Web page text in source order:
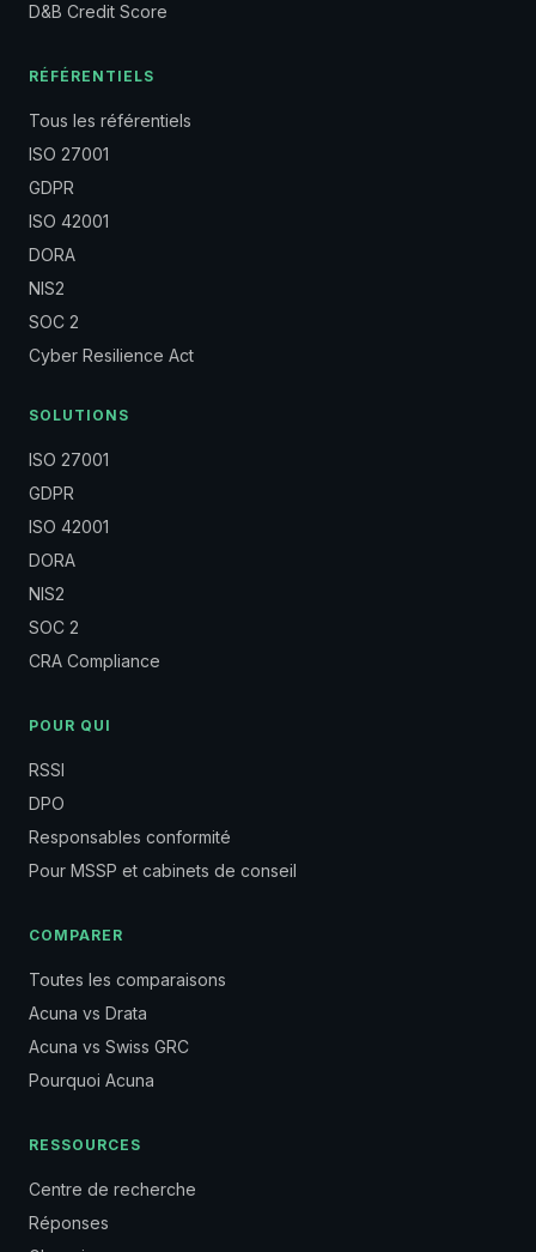
D&B Credit Score
RÉFÉRENTIELS
Tous les référentiels
ISO 27001
GDPR
ISO 42001
DORA
NIS2
SOC 2
Cyber Resilience Act
SOLUTIONS
ISO 27001
GDPR
ISO 42001
DORA
NIS2
SOC 2
CRA Compliance
POUR QUI
RSSI
DPO
Responsables conformité
Pour MSSP et cabinets de conseil
COMPARER
Toutes les comparaisons
Acuna vs Drata
Acuna vs Swiss GRC
Pourquoi Acuna
RESSOURCES
Centre de recherche
Réponses